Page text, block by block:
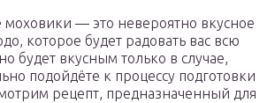
— это невероятно вкусное
которое будет радовать вас всю
будет вкусным только в случае,
подойдёте к процессу подготовки
рецепт, предназначенный для